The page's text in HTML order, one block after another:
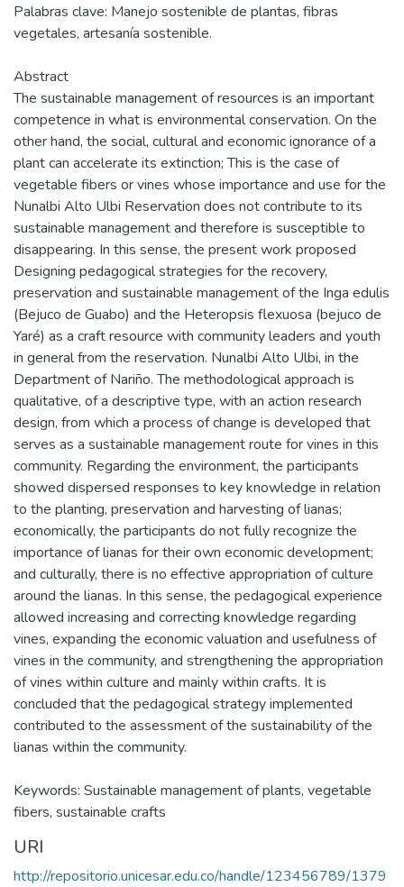
Palabras clave: Manejo sostenible de plantas, fibras
vegetales, artesanía sostenible.
Abstract
The sustainable management of resources is an important
competence in what is environmental conservation. On the
other hand, the social, cultural and economic ignorance of a
plant can accelerate its extinction; This is the case of
vegetable fibers or vines whose importance and use for the
Nunalbi Alto Ulbi Reservation does not contribute to its
sustainable management and therefore is susceptible to
disappearing. In this sense, the present work proposed
Designing pedagogical strategies for the recovery,
preservation and sustainable management of the Inga edulis
(Bejuco de Guabo) and the Heteropsis flexuosa (bejuco de
Yaré) as a craft resource with community leaders and youth
in general from the reservation. Nunalbi Alto Ulbi, in the
Department of Nariño. The methodological approach is
qualitative, of a descriptive type, with an action research
design, from which a process of change is developed that
serves as a sustainable management route for vines in this
community. Regarding the environment, the participants
showed dispersed responses to key knowledge in relation
to the planting, preservation and harvesting of lianas;
economically, the participants do not fully recognize the
importance of lianas for their own economic development;
and culturally, there is no effective appropriation of culture
around the lianas. In this sense, the pedagogical experience
allowed increasing and correcting knowledge regarding
vines, expanding the economic valuation and usefulness of
vines in the community, and strengthening the appropriation
of vines within culture and mainly within crafts. It is
concluded that the pedagogical strategy implemented
contributed to the assessment of the sustainability of the
lianas within the community.
Keywords: Sustainable management of plants, vegetable
fibers, sustainable crafts
URI
http://repositorio.unicesar.edu.co/handle/123456789/1379